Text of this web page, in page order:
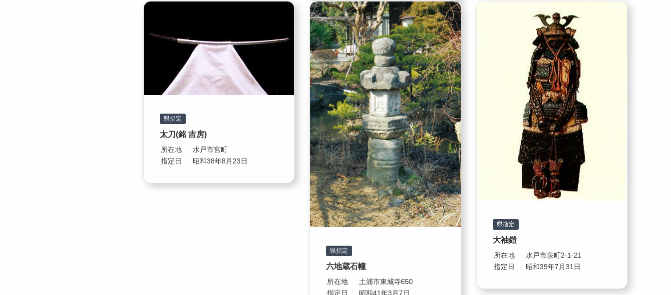
県指定
太刀(銘 吉房)
所在地
水戸市宮町
指定日
昭和38年8月23日
県指定
六地蔵石幢
所在地
土浦市東城寺650
指定日
昭和41年3月7日
県指定
大袖鎧
所在地
水戸市泉町2-1-21
指定日
昭和39年7月31日